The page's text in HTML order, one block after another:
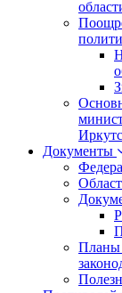
Документы
Планы